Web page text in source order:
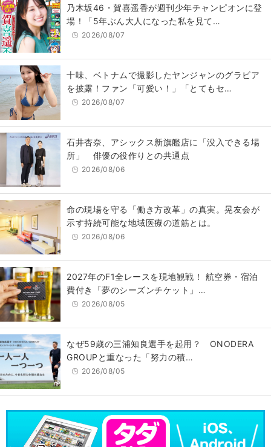
乃木坂46・賀喜遥香が週刊少年チャンピオンに登
場！「5年ぶん大人になった私を見て…
2026/08/07
十味、ベトナムで撮影したヤンジャンのグラビア
を披露！ファン「可愛い！」「とてもセ…
2026/08/07
石井杏奈、アシックス新旗艦店に「没入できる場
所」 俳優の役作りとの共通点
2026/08/06
​命の現場を守る「働き方改革」の真実。晃友会が
示す持続可能な地域医療の道筋とは。
2026/08/06
2027年のF1全レースを現地観戦！ 航空券・宿泊
費付き「夢のシーズンチケット」…
2026/08/05
なぜ59歳の三浦知良選手を起用？ ONODERA
GROUPと重なった「努力の積…
2026/08/05